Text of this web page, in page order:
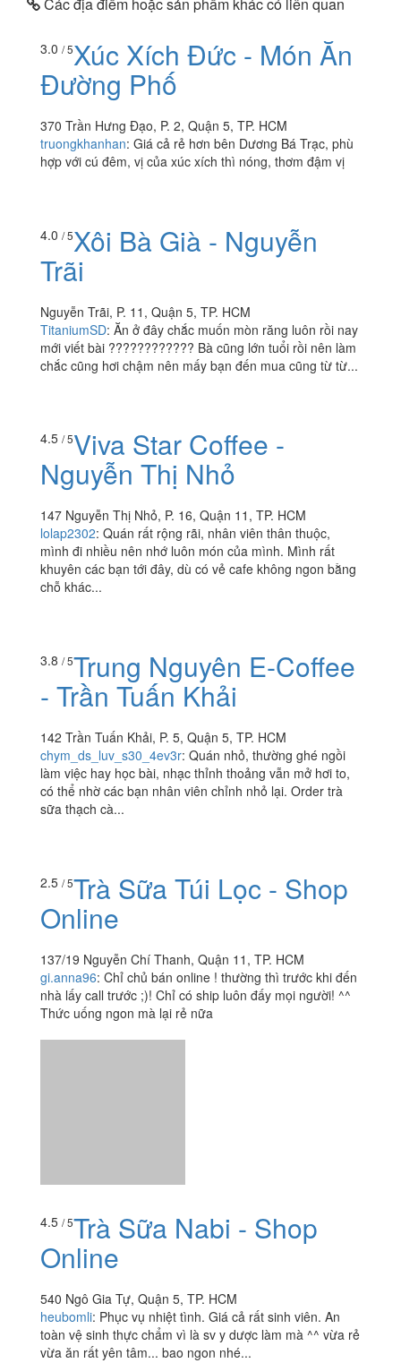
3.0 / 5Xúc Xích Đức - Món Ăn
Đường Phố
370 Trần Hưng Đạo, P. 2, Quận 5, TP. HCM
truongkhanhan: Giá cả rẻ hơn bên Dương Bá Trạc, phù
hợp với cú đêm, vị của xúc xích thì nóng, thơm đậm vị
4.0 / 5Xôi Bà Già - Nguyễn
Trãi
Nguyễn Trãi, P. 11, Quận 5, TP. HCM
TitaniumSD: Ăn ở đây chắc muốn mòn răng luôn rồi nay
mới viết bài ???????????? Bà cũng lớn tuổi rồi nên làm
chắc cũng hơi chậm nên mấy bạn đến mua cũng từ từ...
4.5 / 5Viva Star Coffee -
Nguyễn Thị Nhỏ
147 Nguyễn Thị Nhỏ, P. 16, Quận 11, TP. HCM
lolap2302: Quán rất rộng rãi, nhân viên thân thuộc,
mình đi nhiều nên nhớ luôn món của mình. Mình rất
khuyên các bạn tới đây, dù có vẻ cafe không ngon bằng
chỗ khác...
3.8 / 5Trung Nguyên E-Coffee
- Trần Tuấn Khải
142 Trần Tuấn Khải, P. 5, Quận 5, TP. HCM
chym_ds_luv_s30_4ev3r: Quán nhỏ, thường ghé ngồi
làm việc hay học bài, nhạc thỉnh thoảng vẫn mở hơi to,
có thể nhờ các bạn nhân viên chỉnh nhỏ lại. Order trà
sữa thạch cà...
2.5 / 5Trà Sữa Túi Lọc - Shop
Online
137/19 Nguyễn Chí Thanh, Quận 11, TP. HCM
gi.anna96: Chỉ chủ bán online ! thường thì trước khi đến
nhà lấy call trước ;)! Chỉ có ship luôn đấy mọi người! ^^
Thức uống ngon mà lại rẻ nữa
4.5 / 5Trà Sữa Nabi - Shop
Online
540 Ngô Gia Tự, Quận 5, TP. HCM
heubomli: Phục vụ nhiệt tình. Giá cả rất sinh viên. An
toàn vệ sinh thực chẩm vì là sv y dược làm mà ^^ vừa rẻ
vừa ăn rất yên tâm... bao ngon nhé...